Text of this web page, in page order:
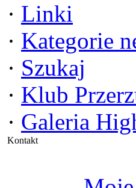
· Linki
· Kategorie
· Szukaj
· Klub
· Galeria
Kontakt